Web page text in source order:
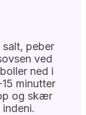
peber
ved
ned i
minutter
og skær